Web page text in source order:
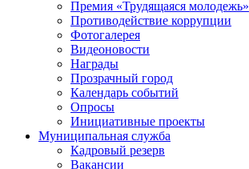
Премия «Трудящаяся молодежь»
Противодействие коррупции
Фотогалерея
Видеоновости
Награды
Прозрачный город
Календарь событий
Опросы
Инициативные проекты
Муниципальная служба
Кадровый резерв
Вакансии